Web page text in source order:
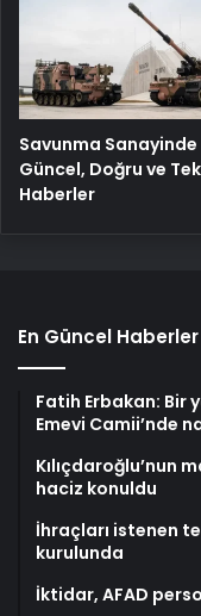
Savunma Sanayinde
Güncel, Doğru ve
Haberler
En Güncel Haberler
Fatih Erbakan: Bir
Emevi Camii’nde
Kılıçdaroğlu’nun
haciz konuldu
İhraçları istenen
kurulunda
İktidar, AFAD